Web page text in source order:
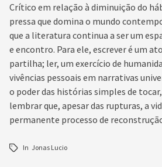
Crítico em relação à diminuição do
pressa que domina o mundo
que a literatura continua a ser um
e encontro. Para ele, escrever é um
partilha; ler, um exercício de
vivências pessoais em narrativas
o poder das histórias simples de
lembrar que, apesar das rupturas, a
permanente processo de
In Jonas Lucio